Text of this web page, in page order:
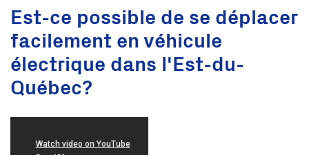
Est-ce possible de se déplacer
facilement en véhicule
électrique dans l'Est-du-
Québec?